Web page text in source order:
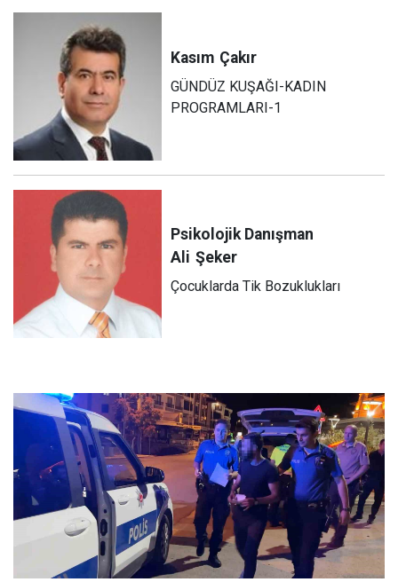
Kasım Çakır
GÜNDÜZ KUŞAĞI-KADIN
PROGRAMLARI-1
Psikolojik Danışman
Ali Şeker
Çocuklarda Tik Bozuklukları